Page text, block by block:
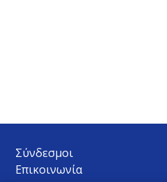
Σύνδεσμοι
Επικοινωνία